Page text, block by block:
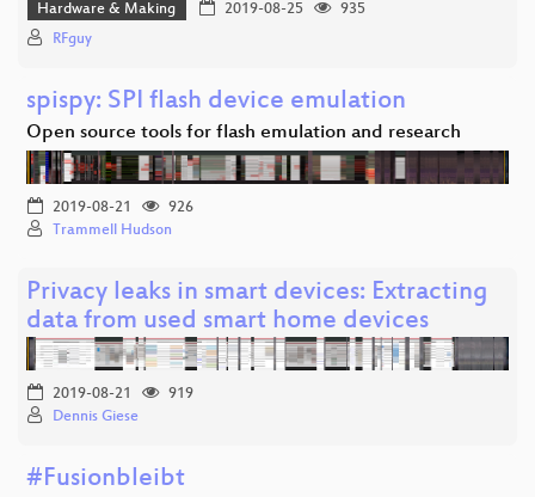
Hardware & Making 2019-08-25
935
RFguy
spispy: SPI flash device emulation
Open source tools for flash emulation and research
2019-08-21
926
Trammell Hudson
Privacy leaks in smart devices: Extracting
data from used smart home devices
2019-08-21
919
Dennis Giese
#Fusionbleibt